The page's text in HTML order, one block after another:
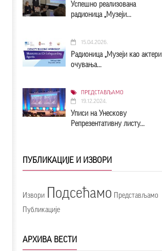
Успешно реализована
радионица „Музеји...
15.04.2026.
Радионица „Музеји као актери
очувања...
ПРЕДСТАВЉАМО
19.12.2024.
Уписи на Унескову
Репрезентативну листу...
ПУБЛИКАЦИЈЕ И ИЗВОРИ
Извори Подсећамо
Представљамо
Публикације
АРХИВА ВЕСТИ